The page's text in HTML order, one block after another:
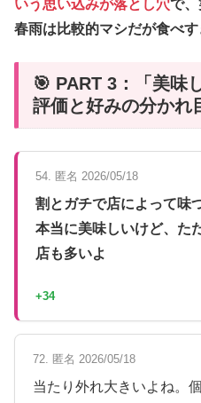
いう思い込みが落とし穴で
春雨は比較的マシだが食べす
🎯 PART 3：「美味
評価と好みの分かれ
54. 匿名 2026/05/18
割とガチで店によって味
本当に美味しいけど、た
店も多いよ
+34
72. 匿名 2026/05/18
当たり外れ大きいよね。